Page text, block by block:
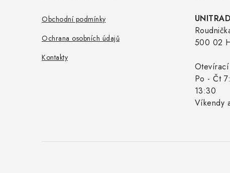
Obchodní podmínky
Ochrana osobních údajů
Kontakty
500 02
Po - Čt
13:30
Víkendy